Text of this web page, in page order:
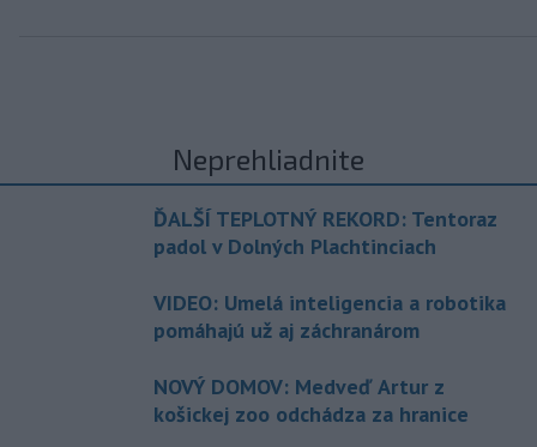
Neprehliadnite
ĎALŠÍ TEPLOTNÝ REKORD: Tentoraz
padol v Dolných Plachtinciach
VIDEO: Umelá inteligencia a robotika
pomáhajú už aj záchranárom
NOVÝ DOMOV: Medveď Artur z
košickej zoo odchádza za hranice